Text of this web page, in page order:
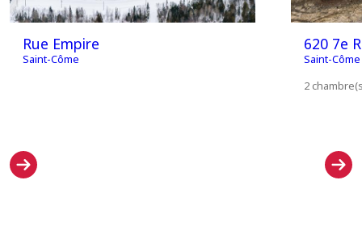
Rue Empire
Saint-Côme
620 7e
Saint-Côme
2